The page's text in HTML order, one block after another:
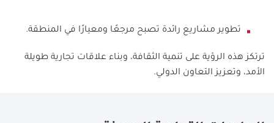
تطوير مشاريع رائدة تصبح مرجعًا ومعيارًا في المنطقة.
ترتكز هذه الرؤية على تنمية الثقافة، وبناء علاقات تجارية طويلة
الأمد، وتعزيز التعاون الدولي.